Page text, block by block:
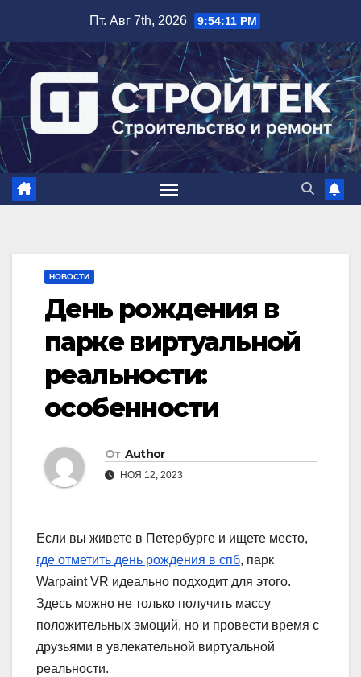
содержимому
Пт. Авг 7th, 2026 9:54:12 PM
НОВОСТИ
День рождения в
парке виртуальной
реальности:
особенности
От Author
НОЯ 12, 2023
Если вы живете в Петербурге и ищете место,
где отметить день рождения в спб, парк
Warpaint VR идеально подходит для этого.
Здесь можно не только получить массу
положительных эмоций, но и провести время с
друзьями в увлекательной виртуальной
реальности.